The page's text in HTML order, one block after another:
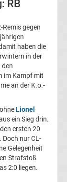
RB
gegen
haben die
in der
den
im Kampf mit
an der K.o.-
Lionel
ein Sieg drin.
ersten 20
Doch nur CL-
Gelegenheit
Strafstoß
2:0 liegen.